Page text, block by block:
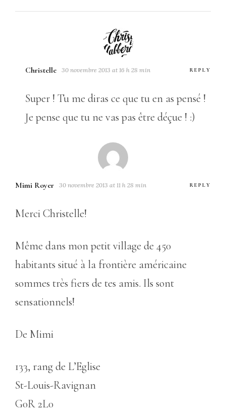
Christelle 30 novembre 2013 at 16 h 28 min REPLY
Super ! Tu me diras ce que tu en as pensé !
Je pense que tu ne vas pas être déçue ! :)
Mimi Royer 30 novembre 2013 at 11 h 28 min REPLY
Merci Christelle!
Même dans mon petit village de 450
habitants situé à la frontière américaine
sommes très fiers de tes amis. Ils sont
sensationnels!
De Mimi
133, rang de L’Eglise
St-Louis-Ravignan
G0R 2L0